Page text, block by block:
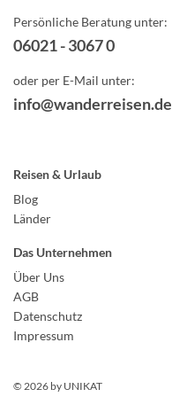
Persönliche Beratung unter:
06021 - 3067 0
oder per E-Mail unter:
info@wanderreisen.de
Reisen & Urlaub
Blog
Länder
Das Unternehmen
Über Uns
AGB
Datenschutz
Impressum
© 2026 by UNIKAT